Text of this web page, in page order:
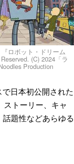
ロボット・ドリーム
(C) 2024「ラ
Production
日本初公開された
トーリー、キャ
題性などあらゆる